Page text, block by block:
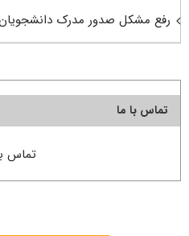
رفع مشکل صدور مدرک دانشجویان
تماس با ما
تماس